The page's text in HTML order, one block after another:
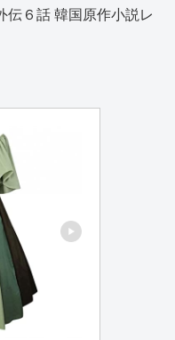
伝６話 韓国原作小説レ